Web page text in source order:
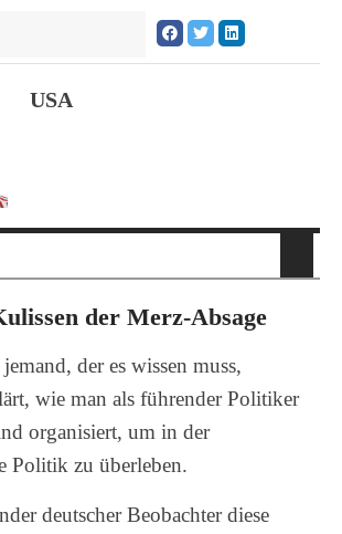
USA
der Merz-Absage
der es wissen muss,
wie man als führender Politiker
organisiert, um in der
Politik zu überleben.
deutscher Beobachter diese